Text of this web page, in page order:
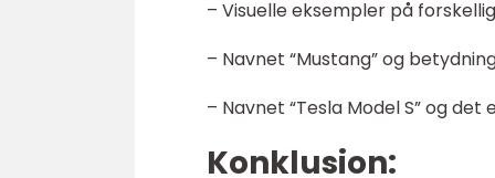
– Visuelle eksempler på
– Navnet “Mustang” og
– Navnet “Tesla Model S” og
Konklusion: